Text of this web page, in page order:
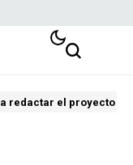
redactar el proyecto